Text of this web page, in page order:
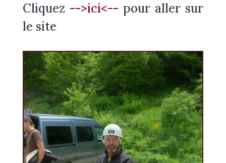
Cliquez -->ici<-- pour aller sur
le site